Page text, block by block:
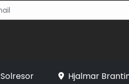
Solresor Hjalmar